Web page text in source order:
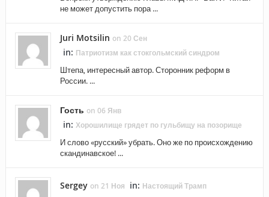
не может допустить пора ...
Juri Motsilin on 20 Сен
in: Патриотизм как стокгольмский синдром
Штепа, интересный автор. Сторонник реформ в
России. ...
Гость on 06 Янв
in: Хорошилище грядет по гульбищу на позорище
И слово «русский» убрать. Оно же по происхождению
скандинавское! ...
Sergey on 21 Ноя in: Настоящий Трамп